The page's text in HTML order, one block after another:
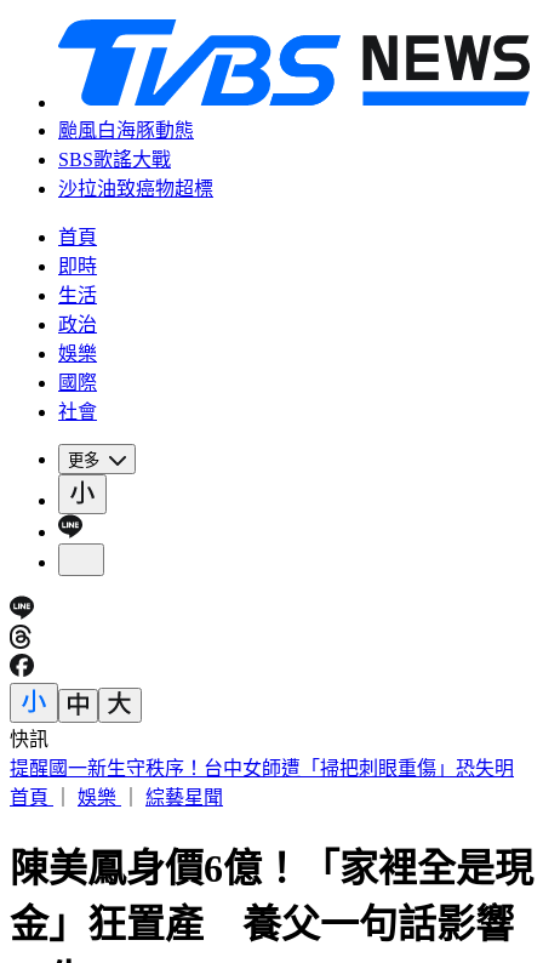
颱風白海豚動態
SBS歌謠大戰
沙拉油致癌物超標
首頁
即時
生活
政治
娛樂
國際
社會
更多
快訊
行政院停電40分鐘！員工揮扇好熱 藍委批「城鎮韌性」大破
功
陳美鳳身價6億！「家裡全是現
金」狂置產 養父一句話影響